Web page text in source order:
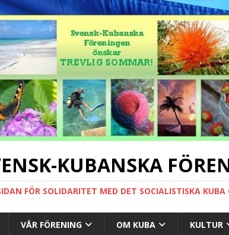
KUBANSKA
FÖR SOLIDARITET MED DET SOCIALISTISKA
VÅR FÖRENING OM KUBA KULTUR